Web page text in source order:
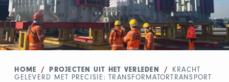
HOME / PROJECTEN UIT HET VERLEDEN /
KRACHT
GELEVERD MET PRECISIE: TRANSFORMATORTRANSPORT